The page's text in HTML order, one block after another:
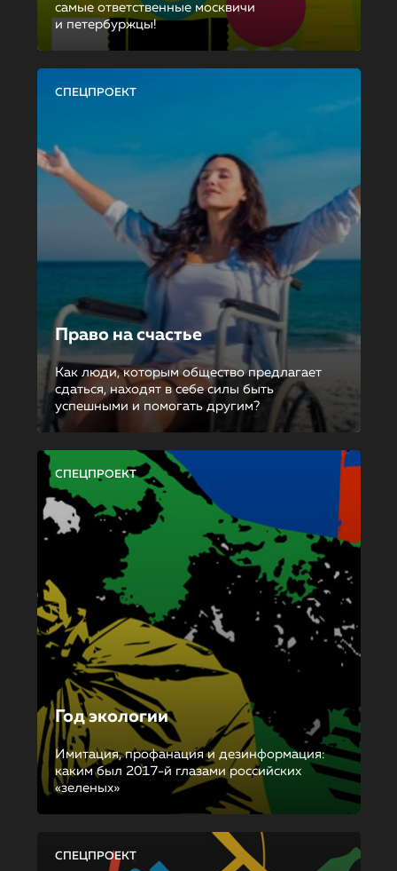
самые ответственные москвичи
и петербуржцы!
СПЕЦПРОЕКТ
Право на счастье
Как люди, которым общество предлагает
сдаться, находят в себе силы быть
успешными и помогать другим?
СПЕЦПРОЕКТ
Год экологии
Имитация, профанация и дезинформация:
каким был 2017-й глазами российских
«зеленых»
СПЕЦПРОЕКТ